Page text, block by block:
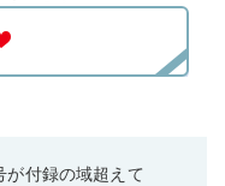
が付録の域超えて